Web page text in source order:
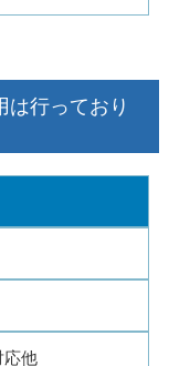
行っており
応他